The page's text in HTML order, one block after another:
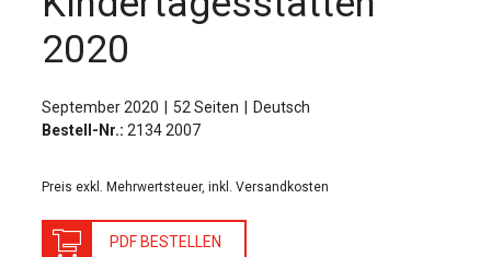
2020
September 2020 52 Seiten
Deutsch
Bestell-Nr.: 2134 2007
Preis exkl. Mehrwertsteuer, inkl. Versandkosten
PDF BESTELLEN